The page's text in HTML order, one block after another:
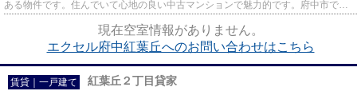
ある物件です。住んでいて心地の良い中古マンションで魅力的です。府中市での
現在空室情報がありません。
エクセル府中紅葉丘へのお問い合わせはこちら
賃貸｜一戸建て 紅葉丘２丁目貸家